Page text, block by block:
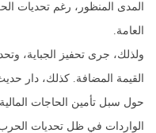
المدى المنظور، رغم تحديات
العامة.
ولذلك، جرى تحفيز الجباية،
القيمة المضافة. كذلك، دار
حول سبل تأمين الحاجات
الواردات في ظل تحديات